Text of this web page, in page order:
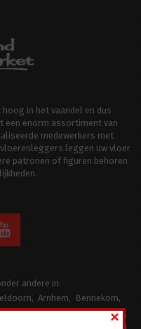
in het vaandel en dus
een enorm assortiment van
medewerkers met
leggen uw vloer
patronen of figuren behoren
andere in:
Arnhem
Bennekom
Hilversum Huizen Lunteren
×